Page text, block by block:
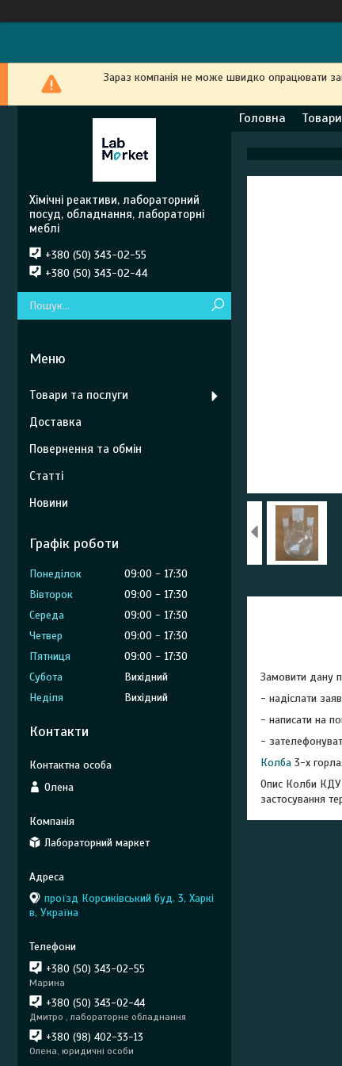
Зараз компанія не може швидко опрацювати
Головна
Замовити дану
- надіслати
- написати на
-
Колба 3-х
Опис Колби КДУ
застосування
Хімічні реактиви, лабораторний
посуд, обладнання, лабораторні
меблі
+380 (50) 343-02-55
+380 (50) 343-02-44
Товари та послуги
Доставка
Повернення та обмін
Статті
Новини
Графік роботи
Понеділок 09:00
17:30
Вівторок
09:00
17:30
Середа
09:00
17:30
Четвер
09:00
17:30
Пʼятниця
09:00
17:30
Субота
Вихідний
Неділя
Вихідний
Контакти
Олена
Лабораторний маркет
проїзд Корсиківський буд. 3, Харкі
в, Україна
+380 (50) 343-02-55
Марина
+380 (50) 343-02-44
Дмитро , лабораторне обладнання
+380 (98) 402-33-13
Олена, юридичні особи